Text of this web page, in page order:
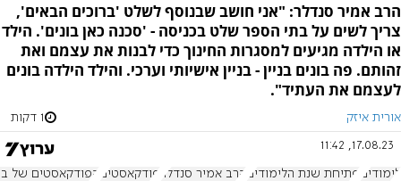
הרב אמיר סנדלר: "אני חושב שבנוסף לשלט 'ברוכים הבאים',
צריך לשים על בתי הספר שלט בכניסה - 'סכנה כאן בונים'. הילד
או הילדה מגיעים למסגרות החינוך כדי לבנות את עצמם ואת
זהותם. פה בונים בניין - בניין אישיותי וערכי. והילד הילדה בונים
לעצמם את העתיד".
אורית איזק 1 דקות
17.08.23, 11:42
לימודים פתיחת שנת הלימודים הרב אמיר סנדלר פודקאסטים הפודקאסטים של